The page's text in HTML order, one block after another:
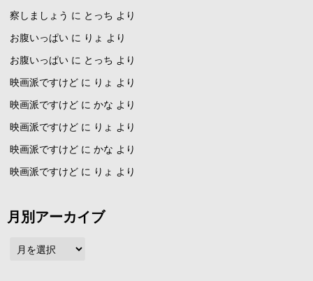
察しましょう に とっち より
お腹いっぱい に りょ より
お腹いっぱい に とっち より
映画派ですけど に りょ より
映画派ですけど に かな より
映画派ですけど に りょ より
映画派ですけど に かな より
映画派ですけど に りょ より
月別アーカイブ
別